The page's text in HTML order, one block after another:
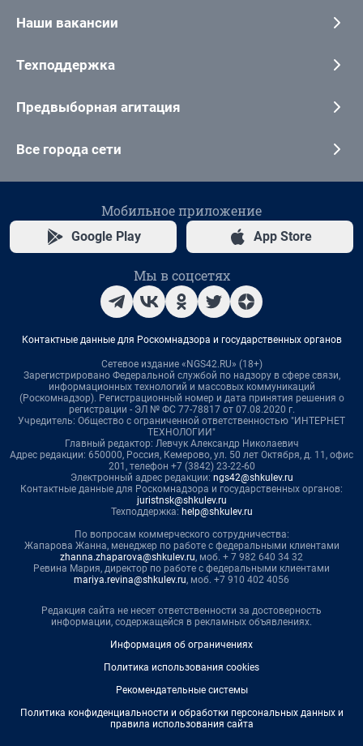
Наши вакансии
Техподдержка
Предвыборная агитация
Все города сети
Мобильное приложение
Google Play App Store
Мы в соцсетях
Контактные данные для Роскомнадзора и государственных органов
Сетевое издание «NGS42.RU» (18+)
Зарегистрировано Федеральной службой по надзору в сфере связи,
информационных технологий и массовых коммуникаций
(Роскомнадзор). Регистрационный номер и дата принятия решения о
регистрации - ЭЛ № ФС 77-78817 от 07.08.2020 г.
Учредитель: Общество с ограниченной ответственностью "ИНТЕРНЕТ
ТЕХНОЛОГИИ"
Главный редактор: Левчук Александр Николаевич
Адрес редакции: 650000, Россия, Кемерово, ул. 50 лет Октября, д. 11, офис
201, телефон +7 (3842) 23-22-60
Электронный адрес редакции: ngs42@shkulev.ru
Контактные данные для Роскомнадзора и государственных органов:
juristnsk@shkulev.ru
Техподдержка: help@shkulev.ru
По вопросам коммерческого сотрудничества:
Жапарова Жанна, менеджер по работе с федеральными клиентами
zhanna.zhaparova@shkulev.ru, моб. + 7 982 640 34 32
Ревина Мария, директор по работе с федеральными клиентами
mariya.revina@shkulev.ru, моб. +7 910 402 4056
Редакция сайта не несет ответственности за достоверность
информации, содержащейся в рекламных объявлениях.
Информация об ограничениях
Политика использования cookies
Рекомендательные системы
Политика конфиденциальности и обработки персональных данных и
правила использования сайта